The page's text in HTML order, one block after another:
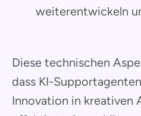
weiterentwickeln
Diese technischen
dass KI-
Innovation in kreativen